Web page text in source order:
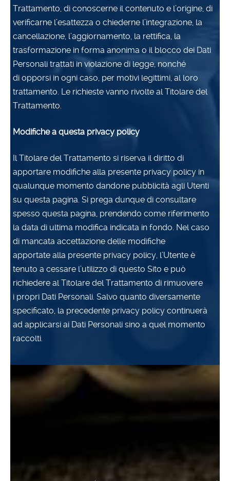
Trattamento, di conoscerne il contenuto e l’origine, di
verificarne l’esattezza o chiederne l’integrazione, la
cancellazione, l’aggiornamento, la rettifica, la
trasformazione in forma anonima o il blocco dei Dati
Personali trattati in violazione di legge, nonché
di opporsi in ogni caso, per motivi legittimi, al loro
trattamento. Le richieste vanno rivolte al Titolare del
Trattamento.
Modifiche a questa privacy policy
Il Titolare del Trattamento si riserva il diritto di
apportare modifiche alla presente privacy policy in
qualunque momento dandone pubblicità agli Utenti
su questa pagina. Si prega dunque di consultare
spesso questa pagina, prendendo come riferimento
la data di ultima modifica indicata in fondo. Nel caso
di mancata accettazione delle modifiche
apportate alla presente privacy policy, l’Utente è
tenuto a cessare l’utilizzo di questo Sito e può
richiedere al Titolare del Trattamento di rimuovere
i propri Dati Personali. Salvo quanto diversamente
specificato, la precedente privacy policy continuerà
ad applicarsi ai Dati Personali sino a quel momento
raccolti.